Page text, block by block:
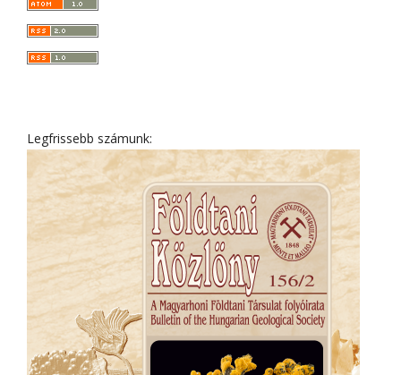
Legfrissebb számunk: